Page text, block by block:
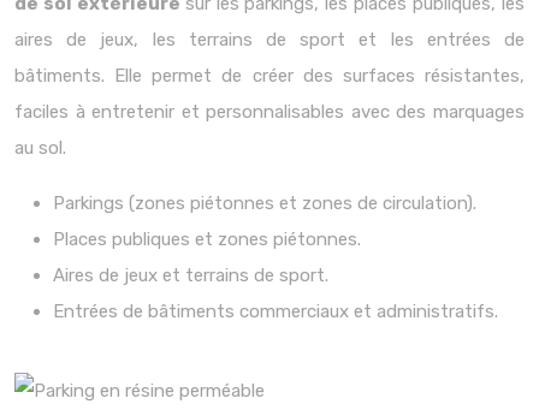
aires de jeux, les terrains de sport et les entrées de
bâtiments. Elle permet de créer des surfaces résistantes,
faciles à entretenir et personnalisables avec des marquages
au sol.
Parkings (zones piétonnes et zones de circulation).
Places publiques et zones piétonnes.
Aires de jeux et terrains de sport.
Entrées de bâtiments commerciaux et administratifs.